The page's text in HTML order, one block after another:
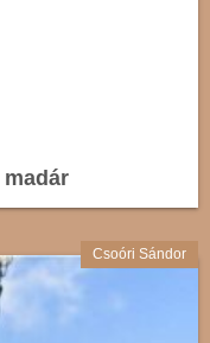
Csoóri Sándor